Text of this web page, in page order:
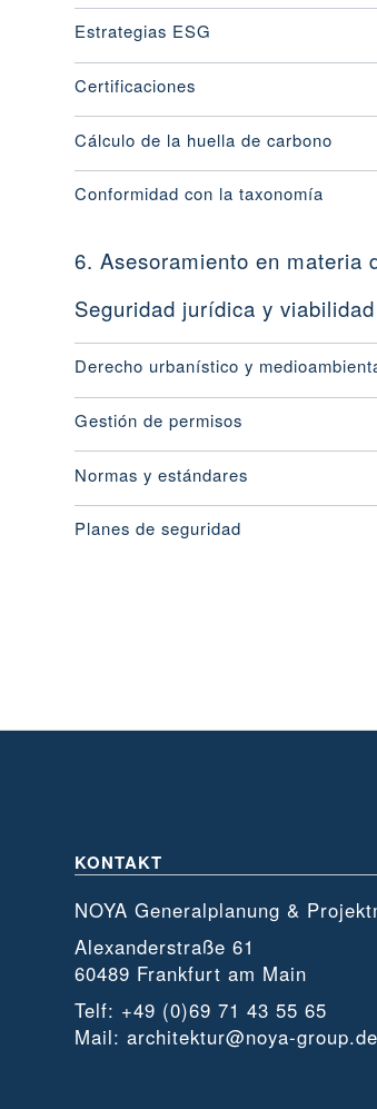
Estrategias ESG
Certificaciones
Cálculo de la huella de carbono
Conformidad con la taxonomía
6. Asesoramiento en materia
Seguridad jurídica y
Derecho urbanístico y
Gestión de permisos
Normas y estándares
Planes de seguridad
KONTAKT
NOYA Generalplanung &
Alexanderstraße 61
60489 Frankfurt am Main
Telf: +49 (0)69 71 43 55 65
Mail: architektur@noya-group.de